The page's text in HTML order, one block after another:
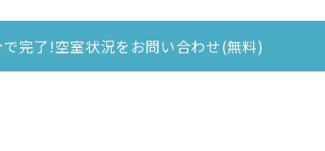
で完了!空室状況をお問い合わせ(無料)